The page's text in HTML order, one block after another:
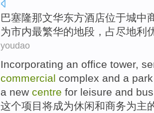
巴塞隆那文华东方酒店位于城中
为市内最繁华的地段 ，占尽地利
youdao
Incorporating an office tower,
commercial complex and a park
a new centre for leisure and
这个项目将成为休闲和商务为主